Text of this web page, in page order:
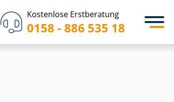
Kostenlose Erstberatung
0158 - 886 535 18